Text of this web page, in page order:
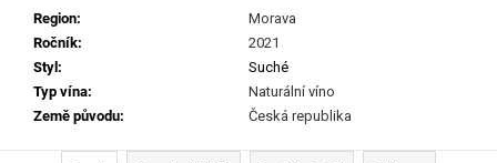
Region:
Morava
Ročník:
2021
Styl :
Suché
Typ vína:
Naturální víno
Země původu: Česká republika
PETIT
CUROULET
2023
699
Kč